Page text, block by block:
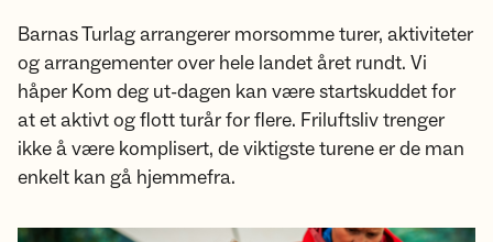
Barnas Turlag arrangerer morsomme turer, aktiviteter
og arrangementer over hele landet året rundt. Vi
håper Kom deg ut-dagen kan være startskuddet for
at et aktivt og flott turår for flere. Friluftsliv trenger
ikke å være komplisert, de viktigste turene er de man
enkelt kan gå hjemmefra.